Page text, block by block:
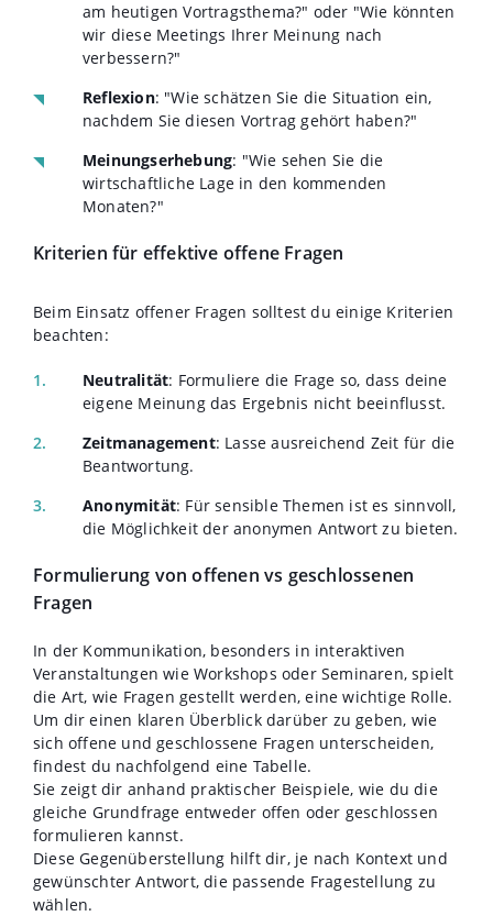
am heutigen Vortragsthema?" oder "Wie könnten
wir diese Meetings Ihrer Meinung nach
verbessern?"
Reflexion: "Wie schätzen Sie die Situation ein,
nachdem Sie diesen Vortrag gehört haben?"
Meinungserhebung: "Wie sehen Sie die
wirtschaftliche Lage in den kommenden
Monaten?"
Kriterien für effektive offene Fragen
Beim Einsatz offener Fragen solltest du einige Kriterien
beachten:
Neutralität: Formuliere die Frage so, dass deine
eigene Meinung das Ergebnis nicht beeinflusst.
Zeitmanagement: Lasse ausreichend Zeit für die
Beantwortung.
Anonymität: Für sensible Themen ist es sinnvoll,
die Möglichkeit der anonymen Antwort zu bieten.
Formulierung von offenen vs geschlossenen
Fragen
In der Kommunikation, besonders in interaktiven
Veranstaltungen wie Workshops oder Seminaren, spielt
die Art, wie Fragen gestellt werden, eine wichtige Rolle.
Um dir einen klaren Überblick darüber zu geben, wie
sich offene und geschlossene Fragen unterscheiden,
findest du nachfolgend eine Tabelle.
Sie zeigt dir anhand praktischer Beispiele, wie du die
gleiche Grundfrage entweder offen oder geschlossen
formulieren kannst.
Diese Gegenüberstellung hilft dir, je nach Kontext und
gewünschter Antwort, die passende Fragestellung zu
wählen.